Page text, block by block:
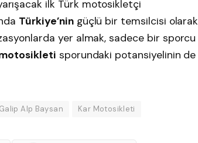
ilk Türk motosikletçi
Türkiye’ningüçlü bir temsilcisi olarak
yer almak, sadece bir sporcu
sporundaki potansiyelinin de
Galip Alp Baysan Kar Motosikleti